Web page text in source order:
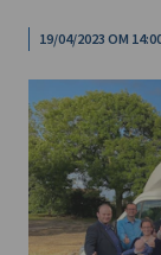
19/04/2023 OM